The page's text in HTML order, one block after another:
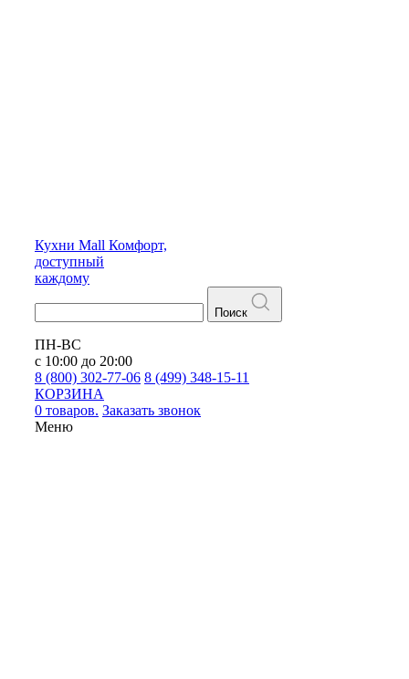
Кухни Mall Комфорт,
доступный
каждому
Поиск
ПН-ВС
с 10:00 до 20:00
8 (800) 302-77-06 8 (499) 348-15-11
КОРЗИНА
0 товаров. Заказать звонок
Меню